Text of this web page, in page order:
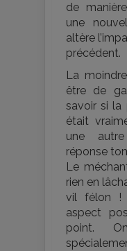
de
une
altère
précédent.
La
être de
savoir si la
était
une
réponse
Le
rien en
vil félon !
aspect
point.